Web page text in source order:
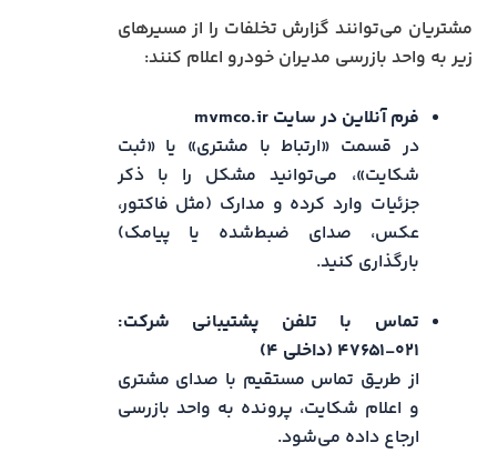
مشتریان می‌توانند گزارش تخلفات را از مسیرهای
زیر به واحد بازرسی مدیران خودرو اعلام کنند:
فرم آنلاین در سایت mvmco.ir
در قسمت «ارتباط با مشتری» یا «ثبت
شکایت»، می‌توانید مشکل را با ذکر
جزئیات وارد کرده و مدارک (مثل فاکتور،
عکس، صدای ضبط‌شده یا پیامک)
بارگذاری کنید.
تماس با تلفن پشتیبانی شرکت:
۰۲۱-۴۷۶۵۱ (داخلی ۴)
از طریق تماس مستقیم با صدای مشتری
و اعلام شکایت، پرونده به واحد بازرسی
ارجاع داده می‌شود.